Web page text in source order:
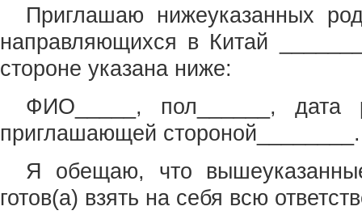
Приглашаю нижеуказанных
направляющихся в Китай
стороне указана ниже:
ФИО_____, пол______, дата
приглашающей стороной________.
Я обещаю, что
готов(а) взять на себя всю